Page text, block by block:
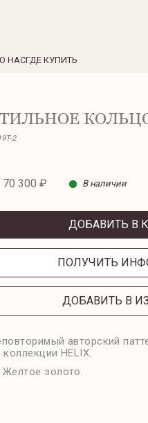
О НАСГДЕ КУПИТЬ
2
70 300 ₽ В наличии
ДОБАВИТЬ В
ПОЛУЧИТЬ
ДОБАВИТЬ В
авторский
коллекции HELIX.
Желтое золото.